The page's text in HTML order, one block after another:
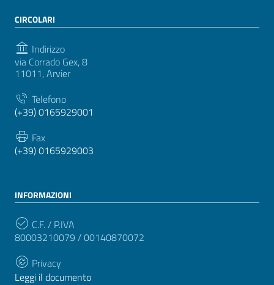
CIRCOLARI
Indirizzo
via Corrado Gex, 8
11011, Arvier
Telefono
(+39) 0165929001
Fax
(+39) 0165929003
INFORMAZIONI
C.F. / P.IVA
80003210079 / 00140870072
Privacy
Leggi il documento